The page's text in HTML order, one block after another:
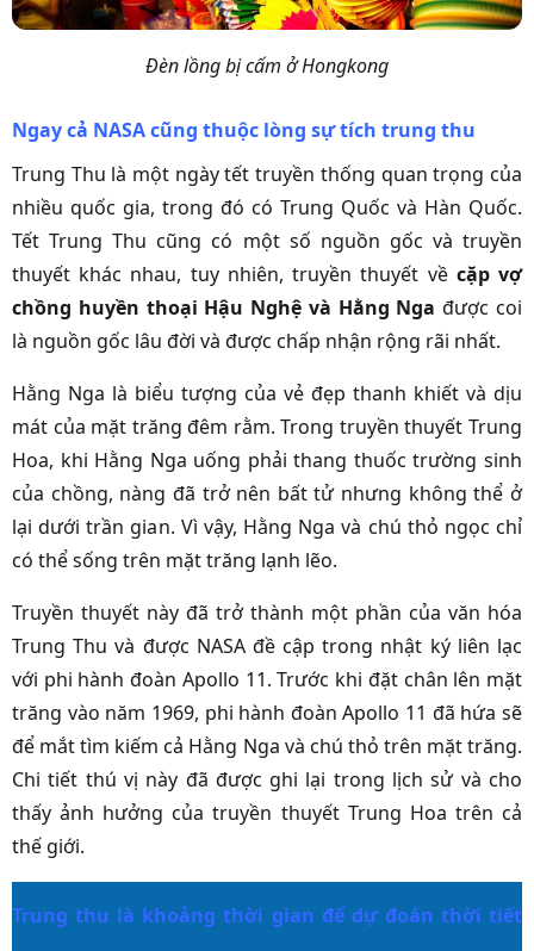
Đèn lồng bị cấm ở Hongkong
Ngay cả NASA cũng thuộc lòng sự tích trung thu
Trung Thu là một ngày tết truyền thống quan trọng của
nhiều quốc gia, trong đó có Trung Quốc và Hàn Quốc.
Tết Trung Thu cũng có một số nguồn gốc và truyền
thuyết khác nhau, tuy nhiên, truyền thuyết về cặp vợ
chồng huyền thoại Hậu Nghệ và Hằng Nga được coi
là nguồn gốc lâu đời và được chấp nhận rộng rãi nhất.
Hằng Nga là biểu tượng của vẻ đẹp thanh khiết và dịu
mát của mặt trăng đêm rằm. Trong truyền thuyết Trung
Hoa, khi Hằng Nga uống phải thang thuốc trường sinh
của chồng, nàng đã trở nên bất tử nhưng không thể ở
lại dưới trần gian. Vì vậy, Hằng Nga và chú thỏ ngọc chỉ
có thể sống trên mặt trăng lạnh lẽo.
Truyền thuyết này đã trở thành một phần của văn hóa
Trung Thu và được NASA đề cập trong nhật ký liên lạc
với phi hành đoàn Apollo 11. Trước khi đặt chân lên mặt
trăng vào năm 1969, phi hành đoàn Apollo 11 đã hứa sẽ
để mắt tìm kiếm cả Hằng Nga và chú thỏ trên mặt trăng.
Chi tiết thú vị này đã được ghi lại trong lịch sử và cho
thấy ảnh hưởng của truyền thuyết Trung Hoa trên cả
thế giới.
Trung thu là khoảng thời gian để dự đoán thời tiết